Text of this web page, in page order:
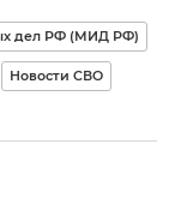
дел РФ (МИД РФ)
Новости СВО